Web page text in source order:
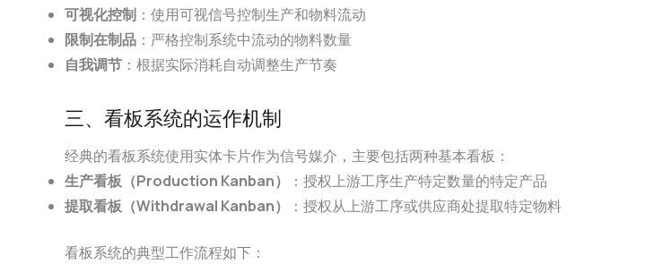
可视化控制 ：使用可视信号控制生产和物料流动
限制在制品 ：严格控制系统中流动的物料数量
自我调节 ：根据实际消耗自动调整生产节奏
三、看板系统的运作机制
经典的看板系统使用实体卡片作为信号媒介，主要包括两种基本看板：
生产看板（Production Kanban）
：授权上游工序生产特定数量的特定产品
提取看板（Withdrawal Kanban）
：授权从上游工序或供应商处提取特定物料
看板系统的典型工作流程如下：